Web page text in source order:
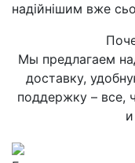
надійнішим вже
Мы предлагаем
доставку,
поддержку – все,